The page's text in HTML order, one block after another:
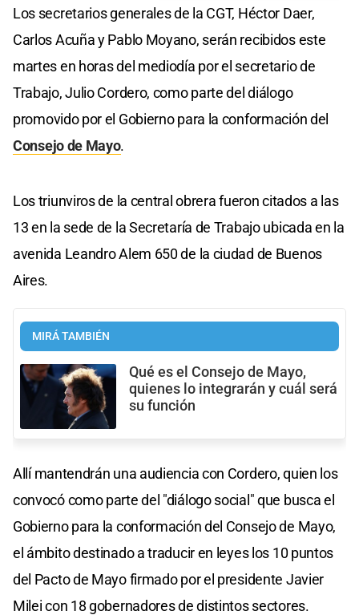
Los secretarios generales de la CGT, Héctor Daer,
Carlos Acuña y Pablo Moyano, serán recibidos este
martes en horas del mediodía por el secretario de
Trabajo, Julio Cordero, como parte del diálogo
promovido por el Gobierno para la conformación del
Consejo de Mayo.
Los triunviros de la central obrera fueron citados a las
13 en la sede de la Secretaría de Trabajo ubicada en la
avenida Leandro Alem 650 de la ciudad de Buenos
Aires.
MIRÁ TAMBIÉN
Qué es el Consejo de Mayo,
quienes lo integrarán y cuál será
su función
Allí mantendrán una audiencia con Cordero, quien los
convocó como parte del "diálogo social" que busca el
Gobierno para la conformación del Consejo de Mayo,
el ámbito destinado a traducir en leyes los 10 puntos
del Pacto de Mayo firmado por el presidente Javier
Milei con 18 gobernadores de distintos sectores.